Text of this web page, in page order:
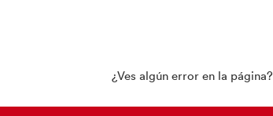
¿Ves algún error en la página?